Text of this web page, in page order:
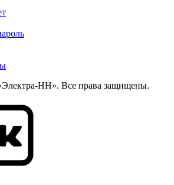
НН». Все права защищены.